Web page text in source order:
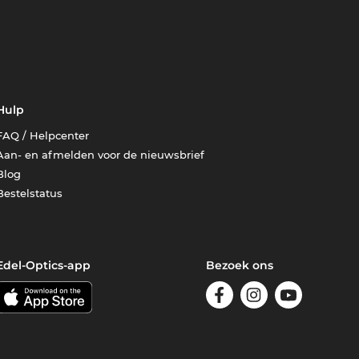
/ Helpcenter
en afmelden voor de nieuwsbrief
Optics-app Bezoek ons